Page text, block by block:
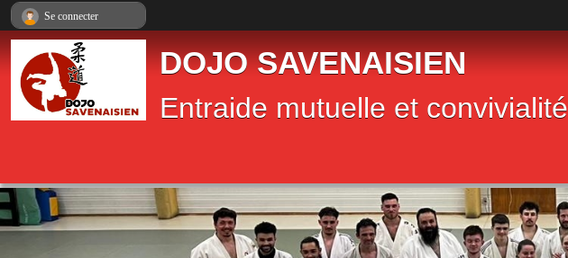
DOJO SAVENAISIEN
Entraide mutuelle et convivialité
Se connecter
Panneau de gestion des cookies